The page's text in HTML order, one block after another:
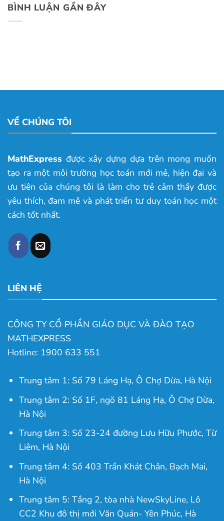
BÌNH LUẬN GẦN ĐÂY
VỀ CHÚNG TÔI
MathExpress được xây dựng dựa trên mong muốn
tạo ra một môi trường học toán mới mẻ, hiện đại và
ưu tiên của chúng tôi là làm cho trẻ cảm thấy được
yêu thích, đam mê và phát triển tư duy toán học một
cách tốt nhất.
LIÊN HỆ
CÔNG TY CỔ PHẦN GIÁO DỤC VÀ ĐÀO TẠO
MATHEXPRESS
Hotline: 1900 633 551
Trung tâm 1: Số 79 Láng Hạ, Ô Chợ Dừa, Hà Nội
Trung tâm 2: Số 1F, ngõ 81 Láng Hạ, Ô Chợ Dừa,
Hà Nội
Trung tâm 3: Số 23-24 đường Lưu Hữu Phước, Từ
Liêm, Hà Nội
Trung tâm 4: Số 403 Trần Khát Chân, Bạch Mai,
Hà Nội
Trung tâm 5: Tầng 2, tòa nhà NewSkyLine, Lô
CC2 Khu đô thị mới Văn Quán- Yên Phúc, Hà